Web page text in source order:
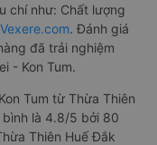
chí như: Chất lượng
Vexere.com. Đánh giá
đã trải nghiệm
- Kon Tum.
Tum từ Thừa Thiên
là 4.8/5 bởi 80
Thiên Huế Đắk